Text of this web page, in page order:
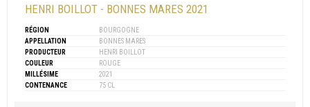
HENRI BOILLOT - BONNES MARES 2021
RÉGION
BOURGOGNE
APPELLATION
BONNES MARES
PRODUCTEUR
HENRI BOILLOT
COULEUR
ROUGE
MILLÉSIME
2021
CONTENANCE
75 CL